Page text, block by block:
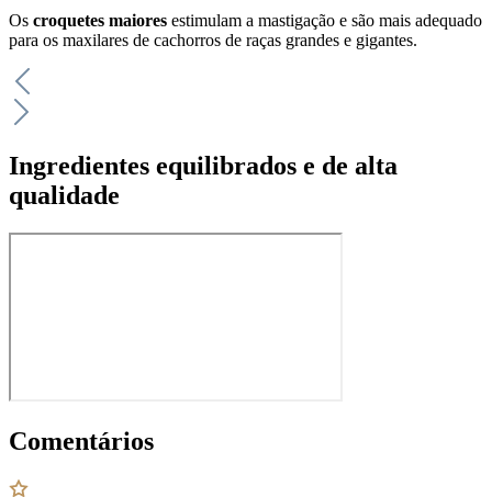
Os croquetes maiores estimulam a mastigação e são mais adequado
para os maxilares de cachorros de raças grandes e gigantes.
Ingredientes equilibrados e de alta
qualidade
Comentários